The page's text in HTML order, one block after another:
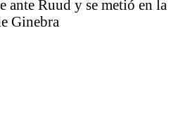
ante Ruud y se metió en la
Ginebra